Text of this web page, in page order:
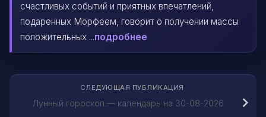
счастливых событий и приятных впечатлений,
подаренных Морфеем, говорит о получении массы
положительных ...подробнее
СЛЕДУЮЩАЯ ПУБЛИКАЦИЯ
Лунный гороскоп — календарь на 30-08-2026